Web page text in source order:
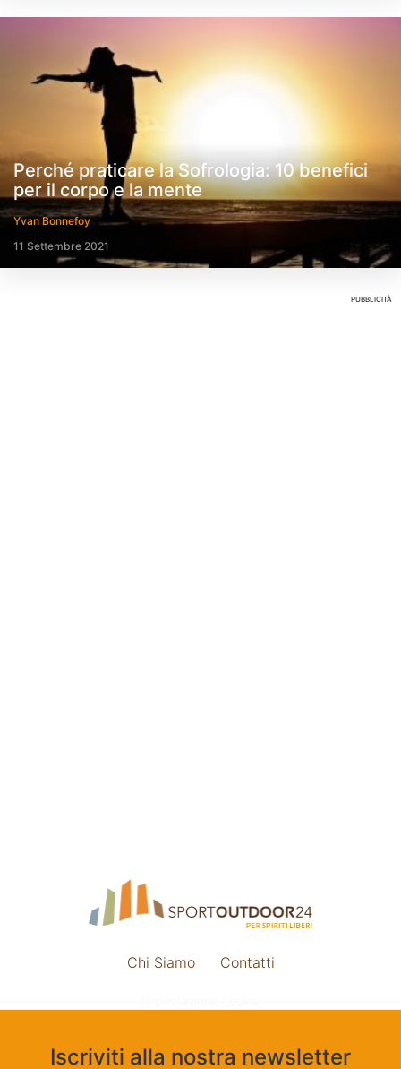
Perché praticare la Sofrologia: 10 benefici
per il corpo e la mente
Yvan Bonnefoy
11 Settembre 2021
PUBBLICITÀ
Chi Siamo Contatti
Iscriviti alla nostra newsletter